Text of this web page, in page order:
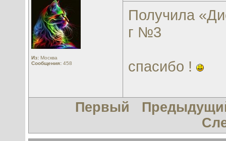
Из: Москва
Сообщения: 458
Получила
г №3
спасибо !
Первый